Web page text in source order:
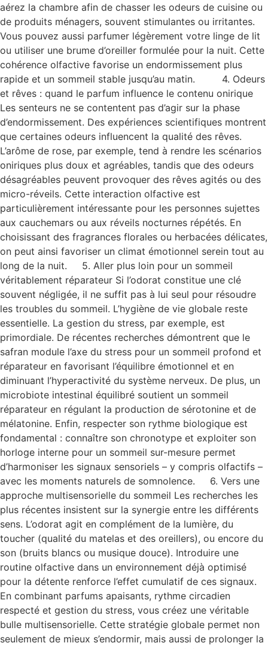
aérez la chambre afin de chasser les odeurs de cuisine ou
de produits ménagers, souvent stimulantes ou irritantes.
Vous pouvez aussi parfumer légèrement votre linge de lit
ou utiliser une brume d’oreiller formulée pour la nuit. Cette
cohérence olfactive favorise un endormissement plus
rapide et un sommeil stable jusqu’au matin. 4. Odeurs
et rêves : quand le parfum influence le contenu onirique
Les senteurs ne se contentent pas d’agir sur la phase
d’endormissement. Des expériences scientifiques montrent
que certaines odeurs influencent la qualité des rêves.
L’arôme de rose, par exemple, tend à rendre les scénarios
oniriques plus doux et agréables, tandis que des odeurs
désagréables peuvent provoquer des rêves agités ou des
micro-réveils. Cette interaction olfactive est
particulièrement intéressante pour les personnes sujettes
aux cauchemars ou aux réveils nocturnes répétés. En
choisissant des fragrances florales ou herbacées délicates,
on peut ainsi favoriser un climat émotionnel serein tout au
long de la nuit. 5. Aller plus loin pour un sommeil
véritablement réparateur Si l’odorat constitue une clé
souvent négligée, il ne suffit pas à lui seul pour résoudre
les troubles du sommeil. L’hygiène de vie globale reste
essentielle. La gestion du stress, par exemple, est
primordiale. De récentes recherches démontrent que le
safran module l’axe du stress pour un sommeil profond et
réparateur en favorisant l’équilibre émotionnel et en
diminuant l’hyperactivité du système nerveux. De plus, un
microbiote intestinal équilibré soutient un sommeil
réparateur en régulant la production de sérotonine et de
mélatonine. Enfin, respecter son rythme biologique est
fondamental : connaître son chronotype et exploiter son
horloge interne pour un sommeil sur-mesure permet
d’harmoniser les signaux sensoriels – y compris olfactifs –
avec les moments naturels de somnolence. 6. Vers une
approche multisensorielle du sommeil Les recherches les
plus récentes insistent sur la synergie entre les différents
sens. L’odorat agit en complément de la lumière, du
toucher (qualité du matelas et des oreillers), ou encore du
son (bruits blancs ou musique douce). Introduire une
routine olfactive dans un environnement déjà optimisé
pour la détente renforce l’effet cumulatif de ces signaux.
En combinant parfums apaisants, rythme circadien
respecté et gestion du stress, vous créez une véritable
bulle multisensorielle. Cette stratégie globale permet non
seulement de mieux s’endormir, mais aussi de prolonger la